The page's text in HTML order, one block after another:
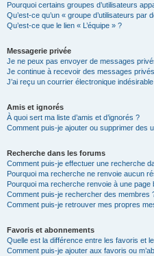
Pourquoi certains groupes d’utilisateurs
Qu’est-ce qu’un « groupe d’utilisateurs par
Qu’est-ce que le lien « L’équipe » ?
Messagerie privée
Je ne peux pas envoyer de messages
Je continue à recevoir des messages
J’ai reçu un courrier électronique
Amis et ignorés
À quoi sert ma liste d’amis et d’ignorés ?
Comment puis-je ajouter ou supprimer des
Recherche dans les forums
Comment puis-je effectuer une recherche
Pourquoi ma recherche ne renvoie aucun
Pourquoi ma recherche renvoie à une page
Comment puis-je rechercher des membres
Comment puis-je retrouver mes propres
Favoris et abonnements
Quelle est la différence entre les favoris et
Comment puis-je ajouter aux favoris ou